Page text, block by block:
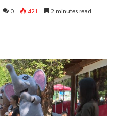
0 421 2 minutes read